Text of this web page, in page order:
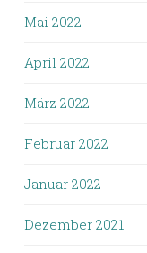
Mai 2022
April 2022
März 2022
Februar 2022
Januar 2022
Dezember 2021